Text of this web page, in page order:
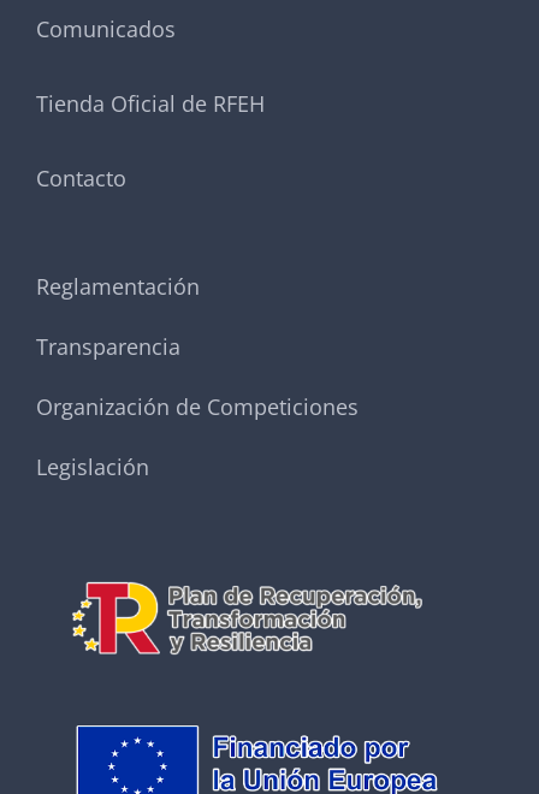
Comunicados
Tienda Oficial de RFEH
Contacto
Reglamentación
Transparencia
Organización de Competiciones
Legislación